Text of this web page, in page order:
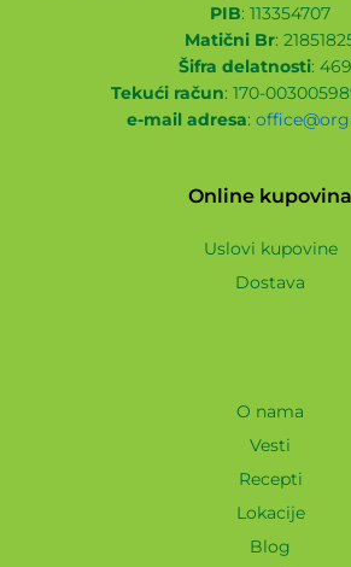
PIB: 113354707
Matični Br:
Šifra delatnosti:
Tekući račun: 170-
e-mail adresa:
Online kupovina
Uslovi kupovine
Dostava
O nama
Vesti
Recepti
Lokacije
Blog